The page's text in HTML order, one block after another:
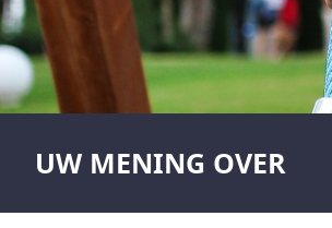
UW MENING OVER